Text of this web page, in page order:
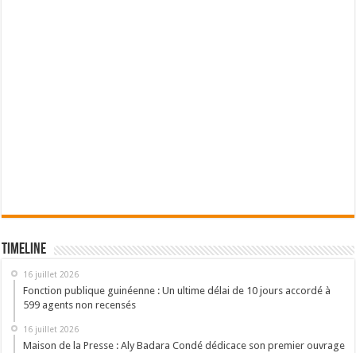
Timeline
16 juillet 2026
Fonction publique guinéenne : Un ultime délai de 10 jours accordé à
599 agents non recensés
16 juillet 2026
Maison de la Presse : Aly Badara Condé dédicace son premier ouvrage